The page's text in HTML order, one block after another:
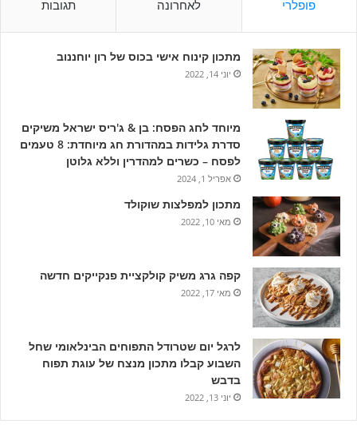
פופלרי לאחרונה תגובות
מתכון קינוח אישי בכוס של רון יוחננוב
יוני 14, 2022
מיוחד לחג הפסח: בן & ג'ריס ישראל משיקים
סדרת גלידות במהדורת חג מיוחדת: 8 טעמים
לפסח – כשרים למהדרין וללא גלוטן
אפריל 1, 2024
מתכון למפלצות שוקולד
מאי 10, 2022
קפה גרג משיק קולקציית פנקייקים חדשה
מאי 17, 2022
לרגל יום שטרודל התפוחים הבינלאומי שחל
השבוע קבלו מתכון מנצח של עוגת תפוח
בדבש
יוני 13, 2022